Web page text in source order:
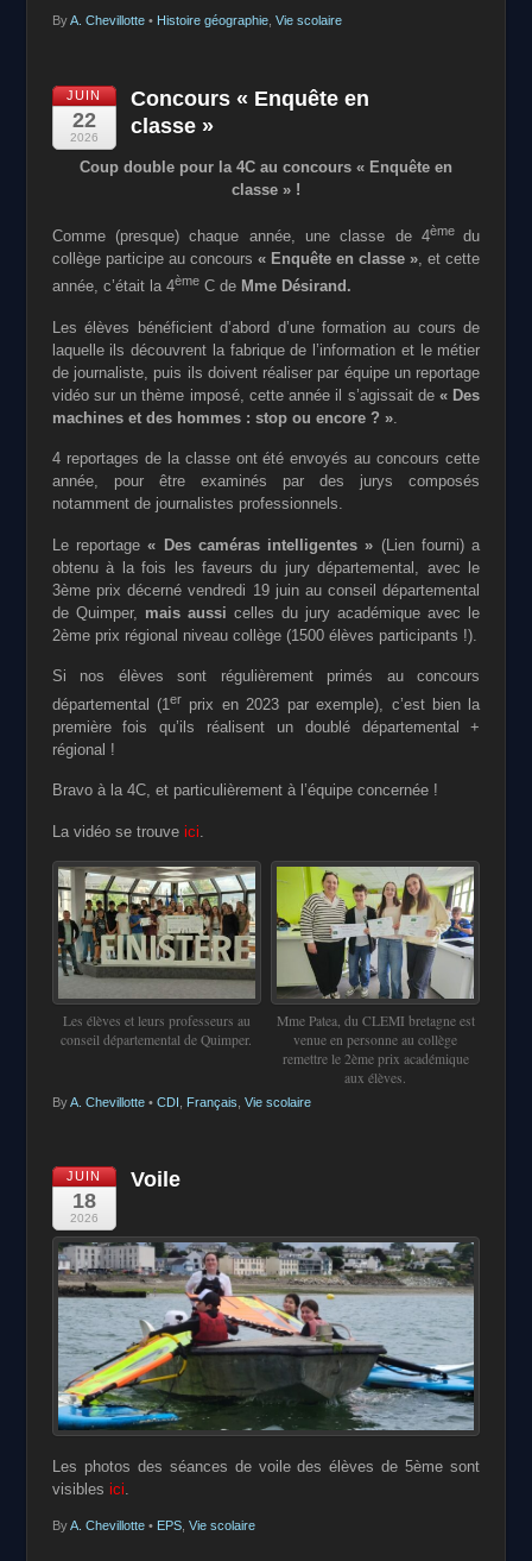
ByA. Chevillotte• Histoire géographie, Vie scolaire
JUIN
22
2026
Concours « Enquête en
classe »
Coup double pour la 4C au concours « Enquête en
classe » !
Comme (presque) chaque année, une classe de 4ème du
collège participe au concours « Enquête en classe » , et cette
année, c’était la 4èmeC deMme Désirand.
Les élèves bénéficient d’abord d’une formation au cours de
laquelle ils découvrent la fabrique de l’information et le métier
de journaliste, puis ils doivent réaliser par équipe un reportage
vidéo sur un thème imposé, cette année il s’agissait de« Des
machines et des hommes : stop ou encore ? ».
4 reportages de la classe ont été envoyés au concours cette
année, pour être examinés par des jurys composés
notamment de journalistes professionnels.
Le reportage« Des caméras intelligentes » (Lien fourni) a
obtenu à la fois les faveurs du jury départemental, avec le
3ème prix décerné vendredi 19 juin au conseil départemental
de Quimper, mais aussi celles du jury académique avec le
2ème prix régional niveau collège (1500 élèves participants !).
Si nos élèves sont régulièrement primés au concours
départemental (1er prix en 2023 par exemple), c’est bien la
première fois qu’ils réalisent un doublé départemental +
régional !
Bravo à la 4C, et particulièrement à l’équipe concernée !
La vidéo se trouve ici
Les élèves et leurs professeurs au
conseil départemental de Quimper.
Mme Patea, du CLEMI bretagne est
venue en personne au collège
remettre le 2ème prix académique
aux élèves.
ByA. Chevillotte• CDI Français Vie scolaire
JUIN
18
2026
Voile
Les photos des séances de voile des élèves de 5ème sont
visibles ici
ByA. Chevillotte• EPS, Vie scolaire